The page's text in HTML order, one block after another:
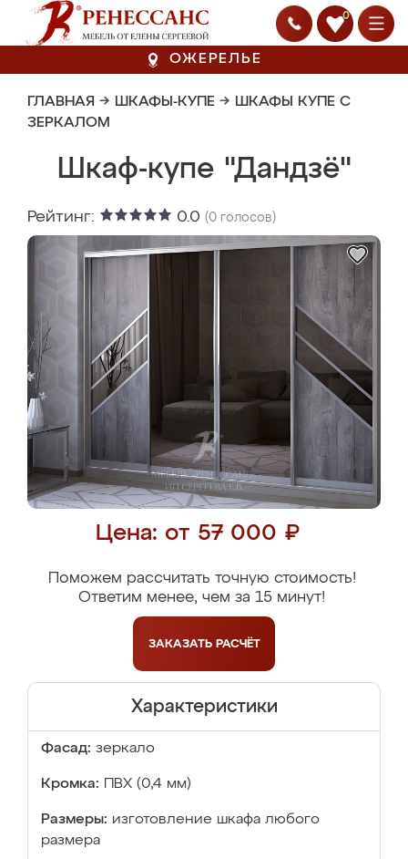
0
ОЖЕРЕЛЬЕ
ГЛАВНАЯ → ШКАФЫ-КУПЕ → ШКАФЫ КУПЕ С
ЗЕРКАЛОМ
Шкаф-купе "Дандзё"
Рейтинг: 0.0 (0 голосов)
Цена: от 57 000 ₽
Поможем рассчитать точную стоимость!
Ответим менее, чем за 15 минут!
ЗАКАЗАТЬ РАСЧЁТ
Характеристики
Фасад: зеркало
Кромка: ПВХ (0,4 мм)
Размеры: изготовление шкафа любого
размера